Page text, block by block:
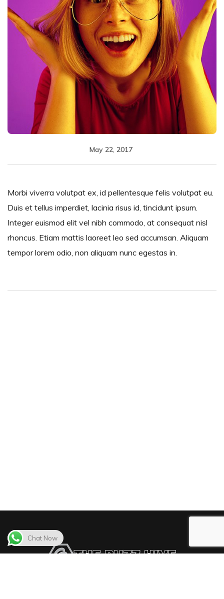
May 22, 2017
Morbi viverra volutpat ex, id pellentesque felis volutpat eu.
Duis et tellus imperdiet, lacinia risus id, tincidunt ipsum.
Integer euismod elit vel nibh commodo, at consequat nisl
rhoncus. Etiam mattis laoreet leo sed accumsan. Aliquam
tempor lorem odio, non aliquam nunc egestas in.
Chat Now